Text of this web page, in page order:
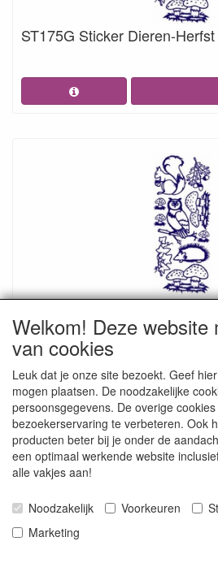
Welkom! Deze website
van cookies
Leuk dat je onze site bezoekt. Geef
mogen plaatsen. De noodzakelijke
persoonsgegevens. De overige
bezoekerservaring te verbeteren. Ook
producten beter bij je onder de
een optimaal werkende website
alle vakjes aan!
Noodzakelijk Voorkeuren
Marketing
ST175G Sticker Dieren-
ST175Z Sticker Dieren-Herfst